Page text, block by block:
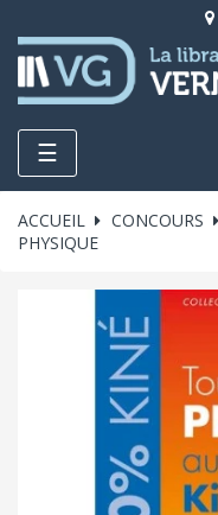
Toggle
navigation
☰
ACCUEIL CONCOURS
PHYSIQUE